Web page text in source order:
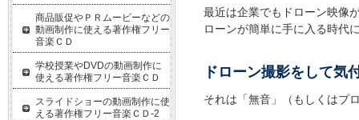
最近は企業でもドローン映像
ローンが簡単に手に入る時代
ドローン撮影をして気
それは「無音」（もしくはプ
商品販促やＰＲムービーなどの
動画制作に使える著作権フリー
音楽ＣＤ
学校授業やDVDの動画制作に
使える著作権フリー音楽ＣＤ
スライドショーの動画制作に使
える著作権フリー音楽ＣＤ-2